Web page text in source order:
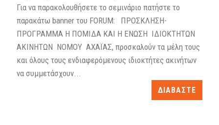
Για να παρακολουθήσετε το σεμινάριο πατήστε το
παρακάτω banner του FORUM: ΠΡΟΣΚΛΗΣΗ-
ΠΡΟΓΡΑΜΜΑ Η ΠΟΜΙΔΑ ΚΑΙ Η ΕΝΩΣΗ ΙΔΙΟΚΤΗΤΩΝ
ΑΚΙΝΗΤΩΝ ΝΟΜΟΥ ΑΧΑΪΑΣ, προσκαλούν τα μέλη τους
και όλους τους ενδιαφερόμενους ιδιοκτήτες ακινήτων
να συμμετάσχουν...
ΔΙΑΒΑΣΤΕ